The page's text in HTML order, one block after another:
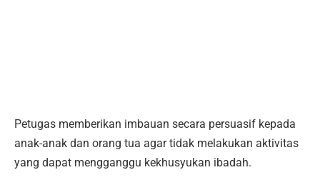
Petugas memberikan imbauan secara persuasif kepada
anak-anak dan orang tua agar tidak melakukan aktivitas
yang dapat mengganggu kekhusyukan ibadah.